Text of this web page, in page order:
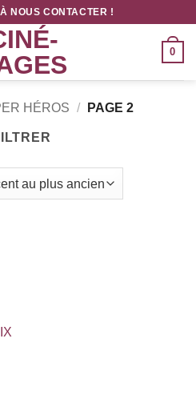
NOUS CONTACTER !
0
HÉROS / PAGE 2